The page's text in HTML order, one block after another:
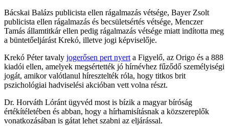
Bácskai Balázs publicista ellen rágalmazás vétsége, Bayer Zsolt
publicista ellen rágalmazás és becsületsértés vétsége, Menczer
Tamás államtitkár ellen pedig rágalmazás vétsége miatt indította meg
a büntetőeljárást Krekó, illetve jogi képviselője.
Krekó Péter tavaly jogerősen pert nyert a Figyelő, az Origo és a 888
kiadói ellen, amelyek megsértették jó hírnévhez fűződő személyiségi
jogát, amikor valótlanul híresztelték róla, hogy titkos brit
pszichológiai hadviselési akcióban vett volna részt.
Dr. Horváth Lóránt ügyvéd most is bízik a magyar bíróság
értékítéletében és abban, hogy a hírhamisításnak a közszereplők
vonatkozásában is gátat lehet szabni az eljárással.